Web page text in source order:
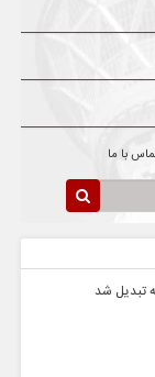
با ما
تبدیل شد